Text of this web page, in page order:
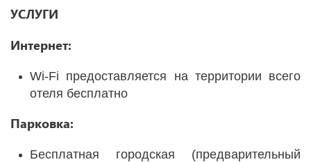
УСЛУГИ
Интернет:
Wi-Fi предоставляется на территории всего
отеля бесплатно
Парковка:
Бесплатная городская (предварительный